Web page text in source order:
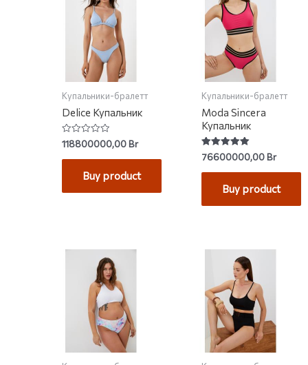
Купальники-бралетт
Delice Купальник
Rated
0
out
118800000,00Br
Buy product
Купальники-бралетт
Moda Sincera
Купальник
Rated
5.00
out of 5
76600000,00Br
Buy product